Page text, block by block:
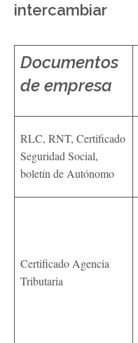
intercambiar
Documentos
de empresa
RLC, RNT, Certificado
Seguridad Social,
boletín de Autónomo
Certificado Agencia
Tributaria